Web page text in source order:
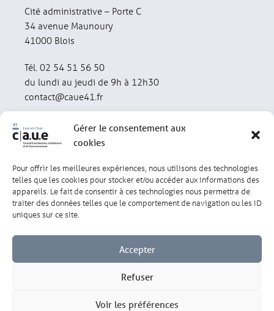
Gérer le consentement aux
cookies
Pour offrir les meilleures expériences, nous utilisons des technologies
telles que les cookies pour stocker et/ou accéder aux informations des
appareils. Le fait de consentir à ces technologies nous permettra de
traiter des données telles que le comportement de navigation ou les ID
uniques sur ce site.
Accepter
Refuser
Voir les préférences
Cité administrative – Porte C
34 avenue Maunoury
41000 Blois
Tél. 02 54 51 56 50
du lundi au jeudi de 9h à 12h30
contact@caue41.fr
Mentions légales Politique de confidentialité
Lexique Réalisation : olivgraphic.com